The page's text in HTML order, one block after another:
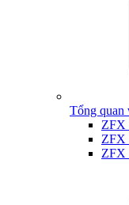
Tổng quan
ZFX
ZFX
ZFX